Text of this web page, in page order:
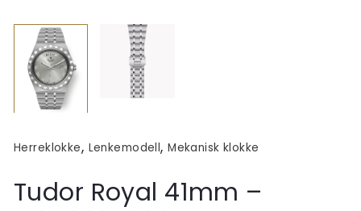
Herreklokke, Lenkemodell,Mekanisk klokke
Tudor Royal 41mm –